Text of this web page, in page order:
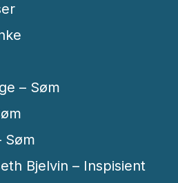
– Søm
Søm
Bjelvin – Inspisient